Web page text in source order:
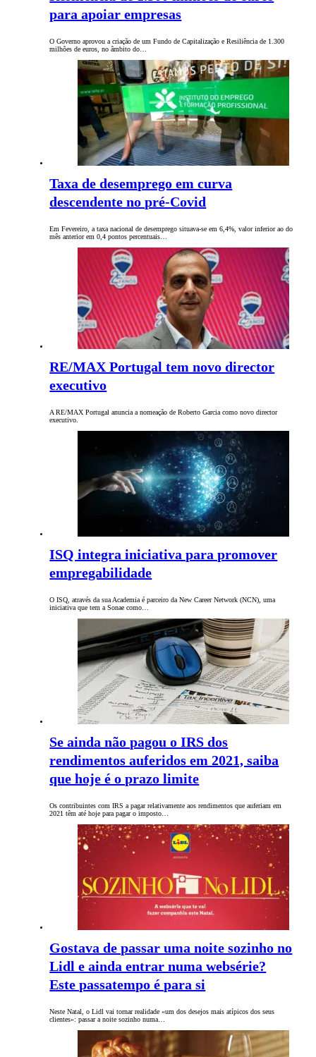
para apoiar empresas
O Governo aprovou a criação de um Fundo de Capitalização e Resiliência de 1.300
milhões de euros, no âmbito do…
Taxa de desemprego em curva
descendente no pré-Covid
Em Fevereiro, a taxa nacional de desemprego situava-se em 6,4%, valor inferior ao do
mês anterior em 0,4 pontos percentuais…
RE/MAX Portugal tem novo director
executivo
A RE/MAX Portugal anuncia a nomeação de Roberto Garcia como novo director
executivo.
ISQ integra iniciativa para promover
empregabilidade
O ISQ, através da sua Academia é parceiro da New Career Network (NCN), uma
iniciativa que tem a Sonae como…
Se ainda não pagou o IRS dos
rendimentos auferidos em 2021, saiba
que hoje é o prazo limite
Os contribuintes com IRS a pagar relativamente aos rendimentos que auferiam em
2021 têm até hoje para pagar o imposto…
Gostava de passar uma noite sozinho no
Lidl e ainda entrar numa websérie?
Este passatempo é para si
Neste Natal, o Lidl vai tornar realidade «um dos desejos mais atípicos dos seus
clientes»: passar a noite sozinho numa…